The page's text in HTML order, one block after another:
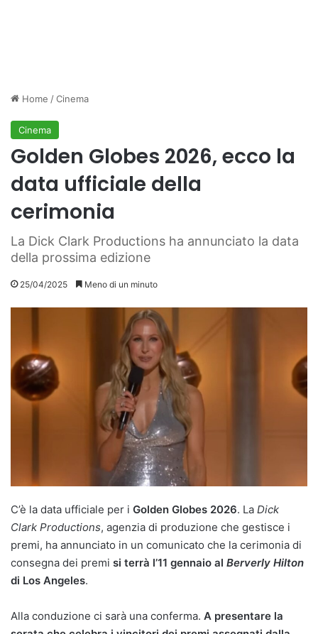
Home /Cinema
Cinema
Golden Globes 2026, ecco la
data ufficiale della
cerimonia
La Dick Clark Productions ha annunciato la data
della prossima edizione
25/04/2025 Meno di un minuto
C’è la data ufficiale per i Golden Globes 2026. La Dick
Clark Productions, agenzia di produzione che gestisce i
premi, ha annunciato in un comunicato che la cerimonia di
consegna dei premi si terrà l’11 gennaio al Berverly Hilton
di Los Angeles.
Alla conduzione ci sarà una conferma. A presentare la